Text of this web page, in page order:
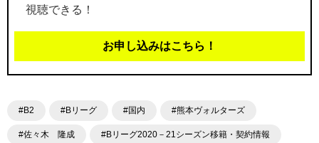
視聴できる！
お申し込みはこちら！
#B2 #Bリーグ #国内 #熊本ヴォルターズ
#佐々木 隆成 #Bリーグ2020－21シーズン移籍・契約情報